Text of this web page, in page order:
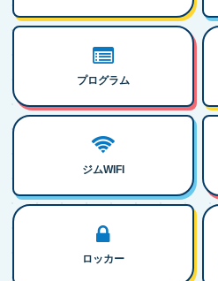
プログラム
ジムWIFI
ロッカー